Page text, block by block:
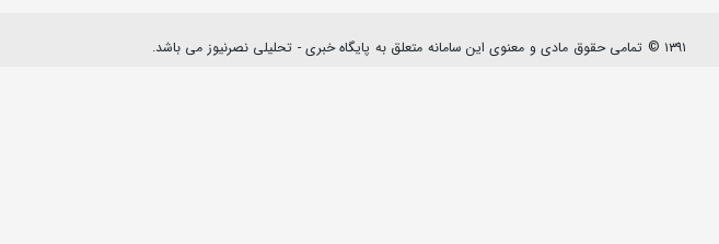
۱۳۹۱ © تمامی حقوق مادی و معنوی این سامانه متعلق به پایگاه خبری - تحلیلی نصرنیوز می باشد.